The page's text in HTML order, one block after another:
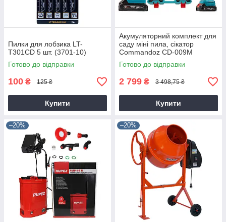
Пилки для лобзика LT-
T301CD 5 шт. (3701-10)
Готово до відправки
100 ₴ 125 ₴
Купити
Акумуляторний комплект для
саду міні пила, сікатор
Commandoz CD-009M
Готово до відправки
2 799 ₴ 3 498,75 ₴
Купити
–20% –20%